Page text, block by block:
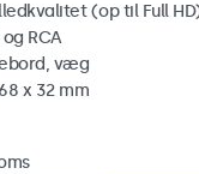
(op til Full
og RCA
væg
x 32 mm